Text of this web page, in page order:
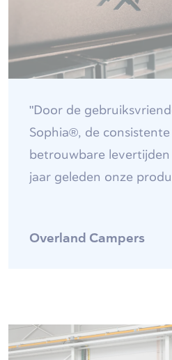
"Door de
Sophia®, de
betrouwbare levertijden
jaar geleden onze
Overland Campers